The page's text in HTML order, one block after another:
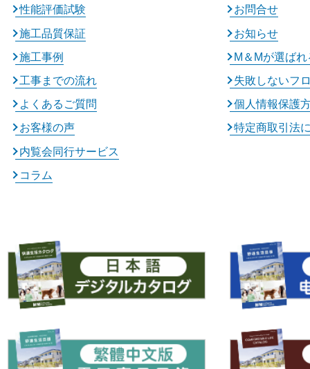
性能評価試験
施工品質保証
施工事例
工事までの流れ
よくあるご質問
お客様の声
内覧会同行サービス
コラム
お問合せ
お知らせ
M＆Mが選ば
失敗しないフ
個人情報保護
特定商取引法